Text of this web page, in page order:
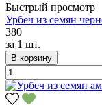
Быстрый просмотр
Урбеч из семян
380
за 1 шт.
В корзину